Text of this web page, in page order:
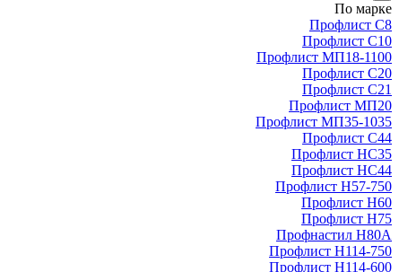
По марке
Профлист С8
Профлист С10
Профлист МП18-1100
Профлист С20
Профлист С21
Профлист МП20
Профлист МП35-1035
Профлист С44
Профлист НС35
Профлист НС44
Профлист Н57-750
Профлист Н60
Профлист Н75
Профнастил Н80А
Профлист Н114-750
Профлист Н114-600